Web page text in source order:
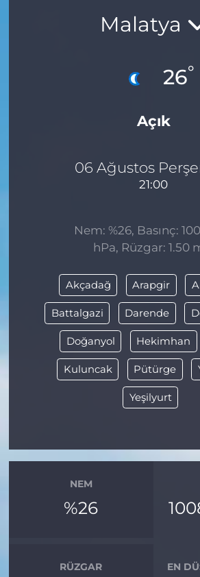
Malatya
26°
Açık
06 Ağustos
21:00
Nem: %26, Basınç:
hPa, Rüzgar: 1.50
Akçadağ Arapgir
Battalgazi Darende
Doğanyol Hekimhan
Kuluncak Pütürge
Yeşilyurt
NEM
%26
RÜZGAR EN
GÜNCEL